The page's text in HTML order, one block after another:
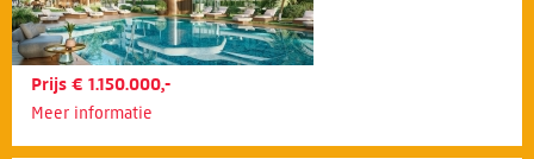
Prijs € 1.150.000,-
Meer informatie